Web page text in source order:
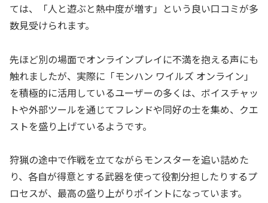
ては、「人と遊ぶと熱中度が増す」という良い口コミが多
数見受けられます。
先ほど別の場面でオンラインプレイに不満を抱える声にも
触れましたが、実際に「モンハン ワイルズ オンライン」
を積極的に活用しているユーザーの多くは、ボイスチャッ
トや外部ツールを通じてフレンドや同好の士を集め、クエ
ストを盛り上げているようです。
狩猟の途中で作戦を立てながらモンスターを追い詰めた
り、各自が得意とする武器を使って役割分担したりするプ
ロセスが、最高の盛り上がりポイントになっています。